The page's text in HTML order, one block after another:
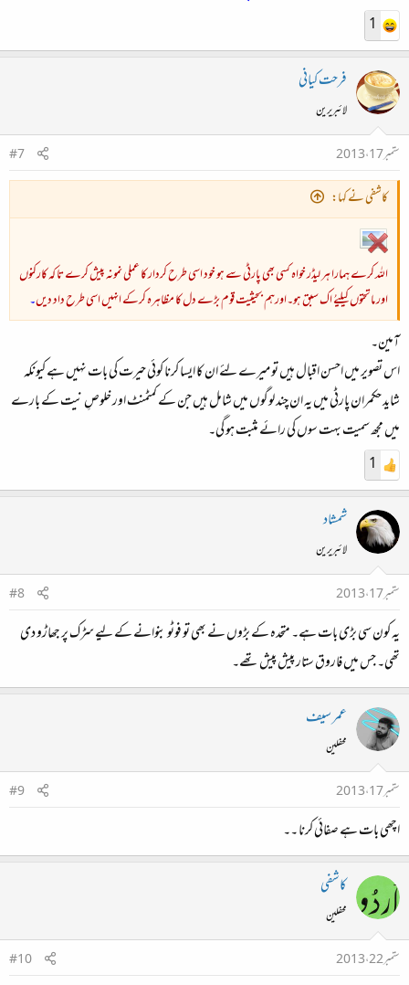
1
فرحت کیانی
لائبریرین
ستمبر 17، 2013
#7
کاشفی نے کہا:
اللہ کرے ہمارا ہر لیڈر خواہ کسی بھی پارٹی سے ہو خود اسی طرح کردار کا عملی نمونہ پیش کرے تا کہ کارکنوں
اور ماتحتوں کیلیےُ اک سبق ہو۔اورہم بحیثیت قوم بڑے دل کا مظاہرہ کرکے انہیں اسی طرح داد دیں۔
آمین۔
اس تصویر میں احسن اقبال ہیں تو میرے لئے ان کا ایسا کرنا کوئی حیرت کی بات نہیں ہے کیونکہ
شاید حکمران پارٹی میں یہ ان چند لوگوں میں شامل ہیں جن کے کمٹمنٹ اور خلوصِ نیت کے بارے
میں مجھ سمیت بہت سوں کی رائے مثبت ہو گی۔
1
شمشاد
لائبریرین
ستمبر 17، 2013
#8
یہ کون سی بڑی بات ہے۔ متحدہ کے بڑوں نے بھی تو فوٹو بنوانے کے لیے سڑک پر جھاڑو دی
تھی۔ جس میں فاروق ستار پیش پیش تھے۔
عمر سیف
محفلین
ستمبر 17، 2013
#9
اچھی بات ہے صفائی کرنا ۔۔
کاشفی
محفلین
ستمبر 22، 2013
#10